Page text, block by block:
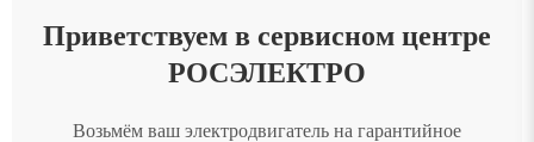
Приветствуем в сервисном центре
РОСЭЛЕКТРО
Возьмём ваш электродвигатель на гарантийное